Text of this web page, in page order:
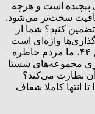
پیچیده است و هرچه
سخت‌تر می‌شود.
کنید؟ شما از
واژه‌ای است
که متأسفانه بعد از مطرح‌شدن و اجرای اصل ۴۴، ما مردم خاطره
مجموعه‌های شستا
نظارت می‌کند؟
انتها کاملا شفاف